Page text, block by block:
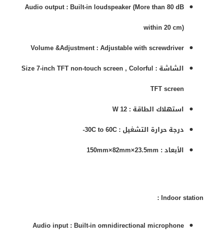
Audio output : Built-in loudspeaker(More than 80 dB
within 20 cm)
Volume &Adjustment : Adjustable with screwdriver
الشاشة :
Size 7-inch TFT non-touch screen , Colorful
TFT screen
استهلاك الطاقة : 12 W
درجة حرارة التشغيل : 30C to 60C-
الأبعاد :
150mm×82mm×23.5mm
Indoor station :
Audio input : Built-in omnidirectional microphone